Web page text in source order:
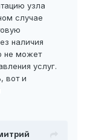
узла
случае
наличия
не может
услуг.
вот и